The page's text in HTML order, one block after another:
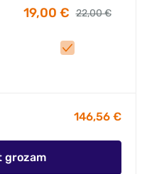
19,00 € 22,00 €
146,56 €
grozam